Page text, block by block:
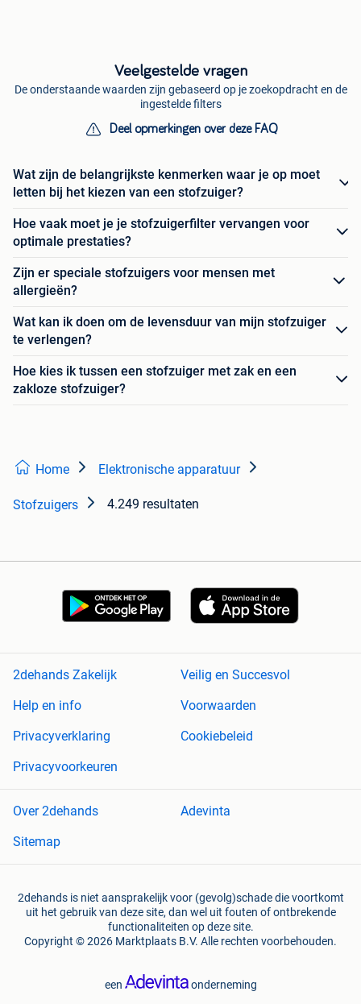
Veelgestelde vragen
De onderstaande waarden zijn gebaseerd op je zoekopdracht en de
ingestelde filters
Deel opmerkingen over deze FAQ
Wat zijn de belangrijkste kenmerken waar je op moet
letten bij het kiezen van een stofzuiger?
Hoe vaak moet je je stofzuigerfilter vervangen voor
optimale prestaties?
Zijn er speciale stofzuigers voor mensen met
allergieën?
Wat kan ik doen om de levensduur van mijn stofzuiger
te verlengen?
Hoe kies ik tussen een stofzuiger met zak en een
zakloze stofzuiger?
Home Elektronische apparatuur
Stofzuigers 4.249 resultaten
2dehands Zakelijk
Veilig en Succesvol
Help en info
Voorwaarden
Privacyverklaring
Cookiebeleid
Privacyvoorkeuren
Over 2dehands
Adevinta
Sitemap
2dehands is niet aansprakelijk voor (gevolg)schade die voortkomt
uit het gebruik van deze site, dan wel uit fouten of ontbrekende
functionaliteiten op deze site.
Copyright © 2026 Marktplaats B.V. Alle rechten voorbehouden.
een onderneming